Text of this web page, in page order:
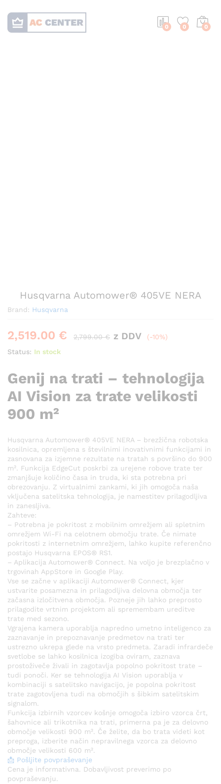
0 0 0
Husqvarna Automower® 405VE NERA
Brand: Husqvarna
2,519.00 € 2,799.00€ z DDV
(-10%)
Status: In stock
Genij na trati – tehnologija
AI Vision za trate velikosti
900 m²
Husqvarna Automower® 405VE NERA – brezžična robotska
kosilnica, opremljena s številnimi inovativnimi funkcijami in
zasnovana za izjemne rezultate na tratah s površino do 900
m². Funkcija EdgeCut poskrbi za urejene robove trate ter
zmanjšuje količino časa in truda, ki sta potrebna pri
obrezovanju. Z virtualnimi zankami, ki jih omogoča naša
vključena satelitska tehnologija, je namestitev prilagodljiva
in zanesljiva.
Zahteve:
– Potrebna je pokritost z mobilnim omrežjem ali spletnim
omrežjem Wi-Fi na celotnem območju trate. Če nimate
pokritosti z internetnim omrežjem, lahko kupite referenčno
postajo Husqvarna EPOS® RS1.
– Aplikacija Automower® Connect. Na voljo je brezplačno v
trgovinah AppStore in Google Play.
Vse se začne v aplikaciji Automower® Connect, kjer
ustvarite posamezna in prilagodljiva delovna območja ter
začasna izločitvena območja. Pozneje jih lahko preprosto
prilagodite vrtnim projektom ali spremembam ureditve
trate med sezono.
Vgrajena kamera uporablja napredno umetno inteligenco za
zaznavanje in prepoznavanje predmetov na trati ter
ustrezno ukrepa glede na vrsto predmeta. Zaradi infrardeče
svetlobe se lahko kosilnica izogiba oviram, zaznava
prostoživeče živali in zagotavlja popolno pokritost trate –
tudi ponoči. Ker se tehnologija AI Vision uporablja v
kombinaciji s satelitsko navigacijo, je popolna pokritost
trate zagotovljena tudi na območjih s šibkim satelitskim
signalom.
Funkcija izbirnih vzorcev košnje omogoča izbiro vzorca črt,
šahovnice ali trikotnika na trati, primerna pa je za delovno
območje velikosti 900 m². Če želite, da bo trata videti kot
preproga, izberite način nepravilnega vzorca za delovno
območje velikosti 600 m².
📩 Pošljite povpraševanje
Cena je informativna. Dobavljivost preverimo po
povpraševanju.